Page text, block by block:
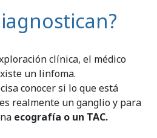
clínica, el médico
un linfoma.
conocer si lo que está
realmente un ganglio y para
ecografía o un TAC.